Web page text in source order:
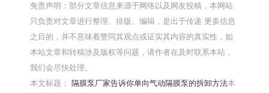
免责声明：部分文章信息来源于网络以及网友投稿，本网站
只负责对文章进行整理、排版、编辑，是出于传递 更多信息
之目的，并不意味着赞同其观点或证实其内容的真实性，如
本站文章和转稿涉及版权等问题，请作者在及时联系本站，
我们会尽快处理。
本文标题： 隔膜泵厂家告诉你单向气动隔膜泵的拆卸方法本